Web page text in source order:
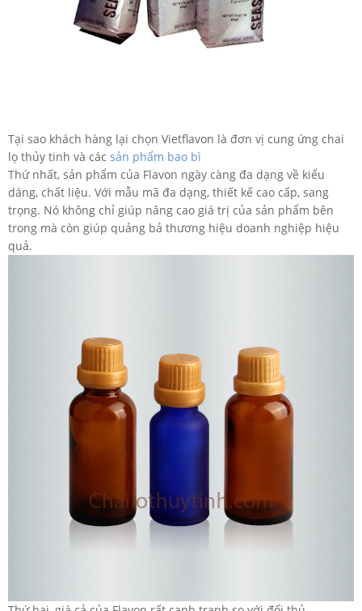
Tại sao khách hàng lại chọn Vietflavon là đơn vị cung ứng chai
lọ thủy tinh và các sản phẩm bao bì
Thứ nhất, sản phẩm của Flavon ngày càng đa dạng về kiểu
dáng, chất liệu. Với mẫu mã đa dạng, thiết kế cao cấp, sang
trọng. Nó không chỉ giúp nâng cao giá trị của sản phẩm bên
trong mà còn giúp quảng bả thương hiệu doanh nghiệp hiệu
quả.